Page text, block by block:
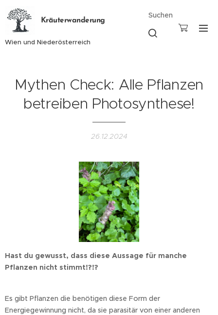
Kräuterwanderung
Wien und Niederösterreich
Suchen
Mythen Check: Alle Pflanzen
betreiben Photosynthese!
26.12.2024
Hast du gewusst, dass diese Aussage für manche
Pflanzen nicht stimmt!?!?
Es gibt Pflanzen die benötigen diese Form der
Energiegewinnung nicht, da sie parasitär von einer anderen